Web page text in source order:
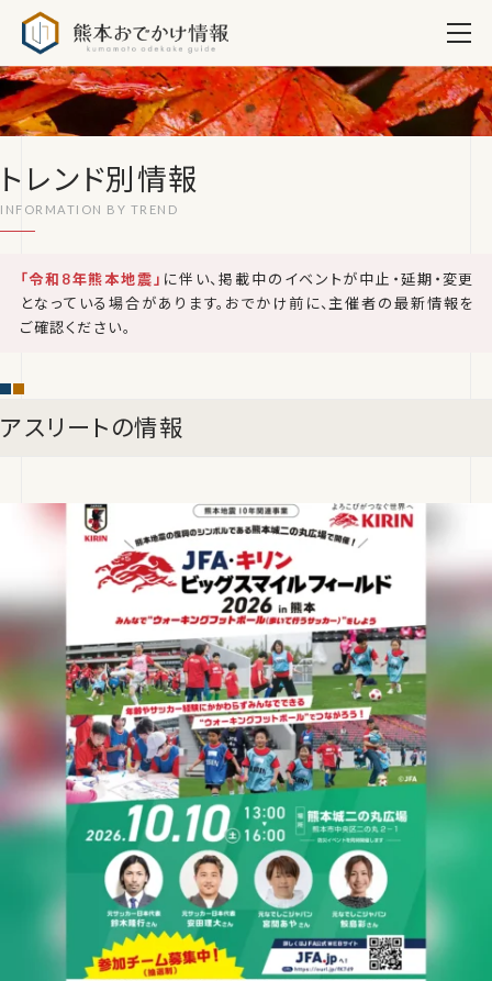
トレンド別情報
「令和8年熊本地震」 に伴い、掲載中のイベントが中止・延期・変更
となっている場合があります。おでかけ前に、主催者の最新情報を
ご確認ください。
アスリートの情報